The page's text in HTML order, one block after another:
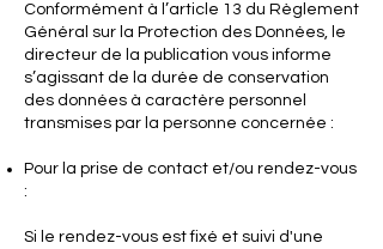
Conformément à l’article 13 du Règlement
Général sur la Protection des Données, le
directeur de la publication vous informe
s’agissant de la durée de conservation
des données à caractère personnel
transmises par la personne concernée :
Pour la prise de contact et/ou rendez-vous
:
Si le rendez-vous est fixé et suivi d'une